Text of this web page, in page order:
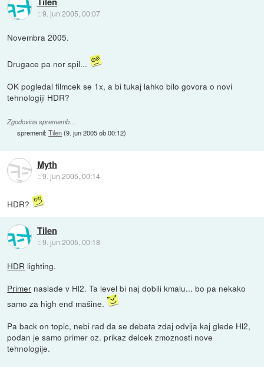
::9. jun 2005, 00:07
Novembra 2005.
Drugace pa nor spil...
OK pogledal filmcek se 1x, a bi tukaj lahko bilo govora o novi
tehnologiji HDR?
Zgodovina sprememb…
spremenil:Tilen(9. jun 2005 ob 00:12)
Myth
::9. jun 2005, 00:14
HDR?
Tilen
::9. jun 2005, 00:18
HDR lighting.
Primer naslade v Hl2. Ta level bi naj dobili kmalu... bo pa nekako
samo za high end mašine.
Pa back on topic, nebi rad da se debata zdaj odvija kaj glede Hl2,
podan je samo primer oz. prikaz delcek zmoznosti nove
tehnologije.